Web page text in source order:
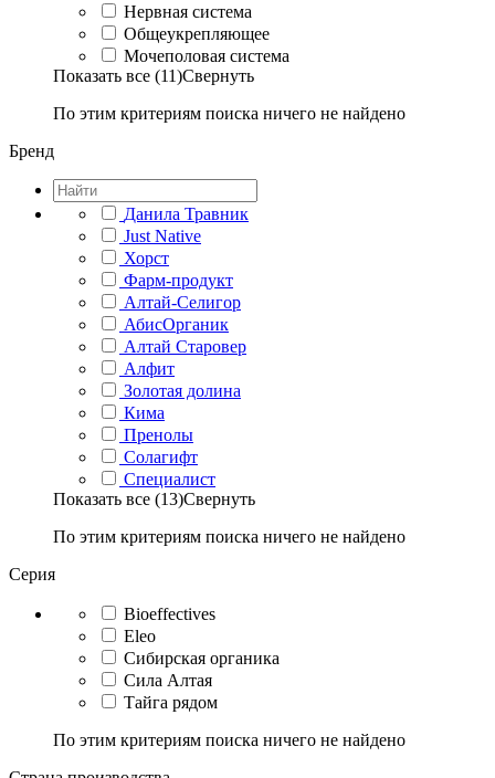
Нервная система
Общеукрепляющее
Мочеполовая система
Показать все (11)Свернуть
По этим критериям поиска ничего не найдено
Бренд
Данила Травник
Just Native
Хорст
Фарм-продукт
Алтай-Селигор
АбисОрганик
Алтай Старовер
Алфит
Золотая долина
Кима
Пренолы
Солагифт
Специалист
Показать все (13)Свернуть
По этим критериям поиска ничего не найдено
Серия
Bioeffectives
Eleo
Сибирская органика
Сила Алтая
Тайга рядом
По этим критериям поиска ничего не найдено